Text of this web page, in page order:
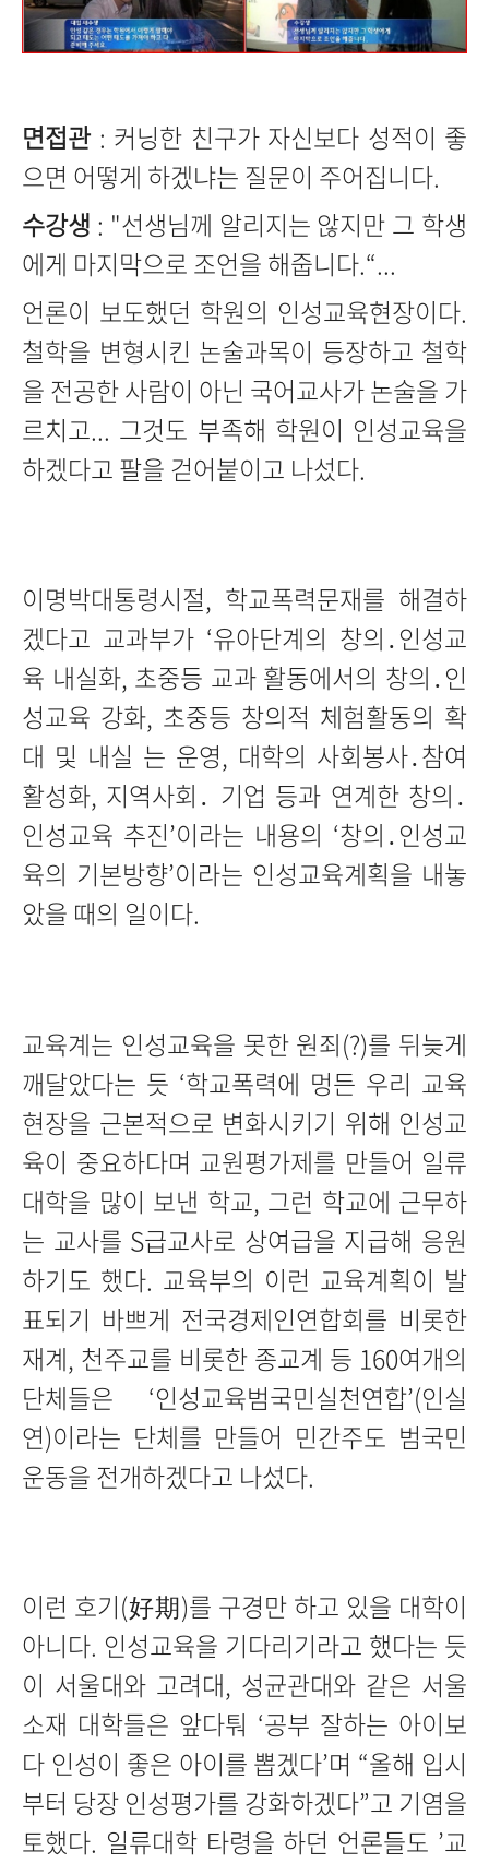
면접관: 커닝한 친구가 자신보다 성적이 좋
으면 어떻게 하겠냐는 질문이 주어집니다.
수강생 : "선생님께 알리지는 않지만 그 학생
에게 마지막으로 조언을 해줍니다.“...
언론이 보도했던 학원의 인성교육현장이다.
철학을 변형시킨 논술과목이 등장하고 철학
을 전공한 사람이 아닌 국어교사가 논술을 가
르치고... 그것도 부족해 학원이 인성교육을
하겠다고 팔을 걷어붙이고 나섰다.
이명박대통령시절, 학교폭력문재를 해결하
겠다고 교과부가 ‘유아단계의 창의․인성교
육 내실화, 초중등 교과 활동에서의 창의․인
성교육 강화, 초중등 창의적 체험활동의 확
대 및 내실 는 운영, 대학의 사회봉사․참여
활성화, 지역사회․ 기업 등과 연계한 창의․
인성교육 추진’이라는 내용의 ‘창의․인성교
육의 기본방향’이라는 인성교육계획을 내놓
았을 때의 일이다.
교육계는 인성교육을 못한 원죄(?)를 뒤늦게
깨달았다는 듯 ‘학교폭력에 멍든 우리 교육
현장을 근본적으로 변화시키기 위해 인성교
육이 중요하다며 교원평가제를 만들어 일류
대학을 많이 보낸 학교, 그런 학교에 근무하
는 교사를 S급교사로 상여급을 지급해 응원
하기도 했다. 교육부의 이런 교육계획이 발
표되기 바쁘게 전국경제인연합회를 비롯한
재계, 천주교를 비롯한 종교계 등 160여개의
단체들은 ‘인성교육범국민실천연합’(인실
연)이라는 단체를 만들어 민간주도 범국민
운동을 전개하겠다고 나섰다.
이런 호기(好期)를 구경만 하고 있을 대학이
아니다. 인성교육을 기다리기라고 했다는 듯
이 서울대와 고려대, 성균관대와 같은 서울
소재 대학들은 앞다퉈 ‘공부 잘하는 아이보
다 인성이 좋은 아이를 뽑겠다’며 “올해 입시
부터 당장 인성평가를 강화하겠다”고 기염을
토했다. 일류대학 타령을 하던 언론들도 ’교